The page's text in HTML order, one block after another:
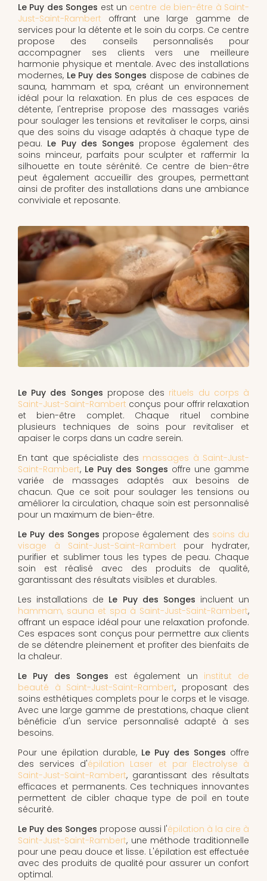
Le Puy des Songes est un centre de bien-être à Saint-
Just-Saint-Rambert offrant une large gamme de
services pour la détente et le soin du corps. Ce centre
propose des conseils personnalisés pour
accompagner ses clients vers une meilleure
harmonie physique et mentale. Avec des installations
modernes, Le Puy des Songes dispose de cabines de
sauna, hammam et spa, créant un environnement
idéal pour la relaxation. En plus de ces espaces de
détente, l'entreprise propose des massages variés
pour soulager les tensions et revitaliser le corps, ainsi
que des soins du visage adaptés à chaque type de
peau. Le Puy des Songes propose également des
soins minceur, parfaits pour sculpter et raffermir la
silhouette en toute sérénité. Ce centre de bien-être
peut également accueillir des groupes, permettant
ainsi de profiter des installations dans une ambiance
conviviale et reposante.
Le Puy des Songes propose des rituels du corps à
Saint-Just-Saint-Rambert conçus pour offrir relaxation
et bien-être complet. Chaque rituel combine
plusieurs techniques de soins pour revitaliser et
apaiser le corps dans un cadre serein.
En tant que spécialiste des massages à Saint-Just-
Saint-Rambert, Le Puy des Songes offre une gamme
variée de massages adaptés aux besoins de
chacun. Que ce soit pour soulager les tensions ou
améliorer la circulation, chaque soin est personnalisé
pour un maximum de bien-être.
Le Puy des Songes propose également des soins du
visage à Saint-Just-Saint-Rambert pour hydrater,
purifier et sublimer tous les types de peau. Chaque
soin est réalisé avec des produits de qualité,
garantissant des résultats visibles et durables.
Les installations de Le Puy des Songes incluent un
hammam, sauna et spa à Saint-Just-Saint-Rambert,
offrant un espace idéal pour une relaxation profonde.
Ces espaces sont conçus pour permettre aux clients
de se détendre pleinement et profiter des bienfaits de
la chaleur.
Le Puy des Songes est également un institut de
beauté à Saint-Just-Saint-Rambert, proposant des
soins esthétiques complets pour le corps et le visage.
Avec une large gamme de prestations, chaque client
bénéficie d'un service personnalisé adapté à ses
besoins.
Pour une épilation durable, Le Puy des Songes offre
des services d'épilation Laser et par Electrolyse à
Saint-Just-Saint-Rambert, garantissant des résultats
efficaces et permanents. Ces techniques innovantes
permettent de cibler chaque type de poil en toute
sécurité.
Le Puy des Songes propose aussi l'épilation à la cire à
Saint-Just-Saint-Rambert, une méthode traditionnelle
pour une peau douce et lisse. L'épilation est effectuée
avec des produits de qualité pour assurer un confort
optimal.